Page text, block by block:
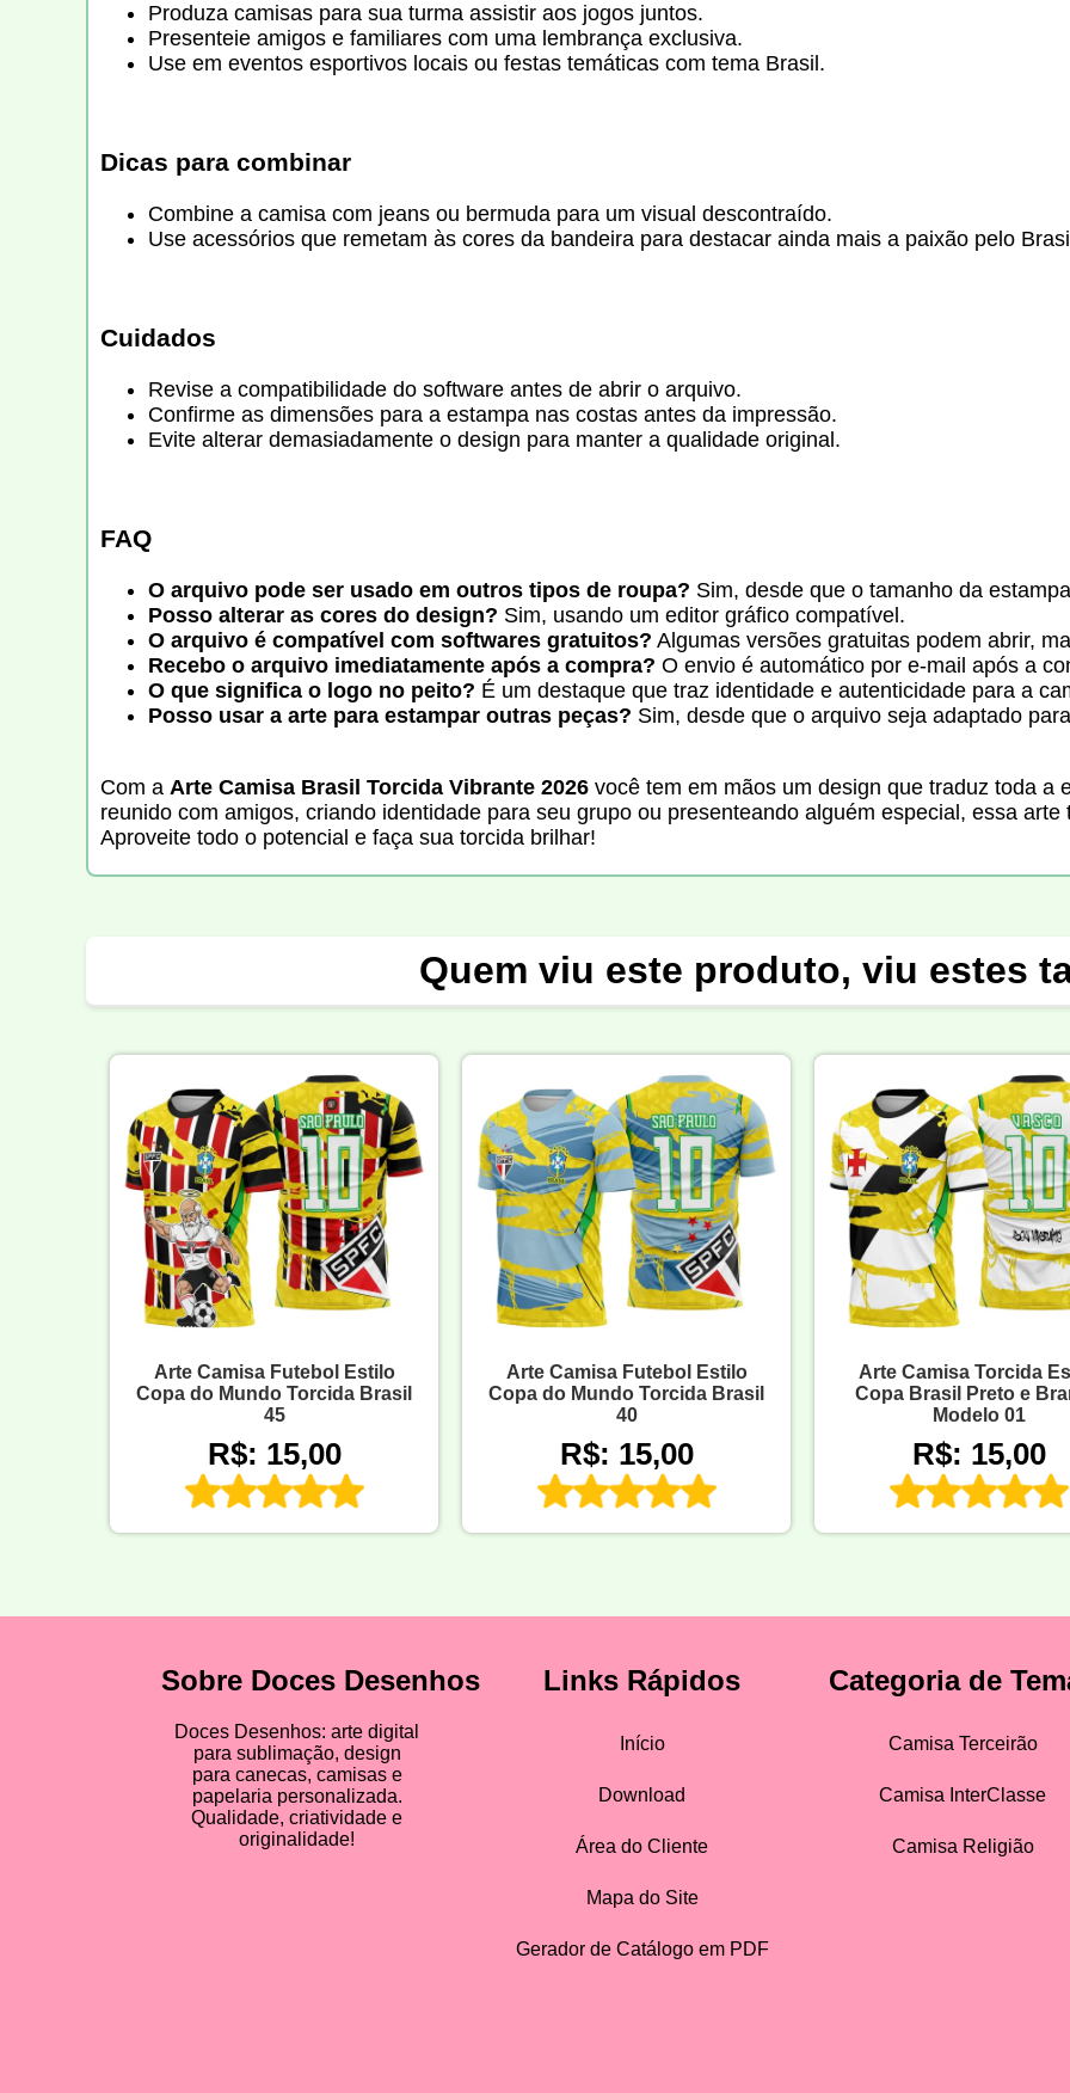
Produza camisas para sua turma assistir aos jogos juntos.
Presenteie amigos e familiares com uma lembrança exclusiva.
Use em eventos esportivos locais ou festas temáticas com tema Brasil.
Dicas para combinar
Combine a camisa com jeans ou bermuda para um visual descontraído.
Use acessórios que remetam às cores da bandeira para destacar ainda mais a paixão pelo
Cuidados
Revise a compatibilidade do software antes de abrir o arquivo.
Confirme as dimensões para a estampa nas costas antes da impressão.
Evite alterar demasiadamente o design para manter a qualidade original.
FAQ
O arquivo pode ser usado em outros tipos de roupa? Sim, desde que o tamanho da
Posso alterar as cores do design? Sim, usando um editor gráfico compatível.
O arquivo é compatível com softwares gratuitos? Algumas versões gratuitas podem abrir,
Recebo o arquivo imediatamente após a compra? O envio é automático por e-mail após a
O que significa o logo no peito? É um destaque que traz identidade e autenticidade para a
Posso usar a arte para estampar outras peças? Sim, desde que o arquivo seja adaptado
Com a Arte Camisa Brasil Torcida Vibrante 2026 você tem em mãos um design que traduz toda a
reunido com amigos, criando identidade para seu grupo ou presenteando alguém especial, essa
Aproveite todo o potencial e faça sua torcida brilhar!
Quem viu este produto, viu estes
Arte Camisa Futebol Estilo
Copa do Mundo Torcida Brasil
45
R$: 15,00
Arte Camisa Futebol Estilo
Copa do Mundo Torcida Brasil
40
R$: 15,00
Arte Camisa Torcida
Copa Brasil Preto e
Modelo 01
R$: 15,00
Sobre Doces Desenhos
Doces Desenhos: arte digital
para sublimação, design
para canecas, camisas e
papelaria personalizada.
Qualidade, criatividade e
originalidade!
Links Rápidos
Início
Download
Área do Cliente
Mapa do Site
Gerador de Catálogo em PDF
Categoria de
Camisa Terceirão
Camisa InterClasse
Camisa Religião